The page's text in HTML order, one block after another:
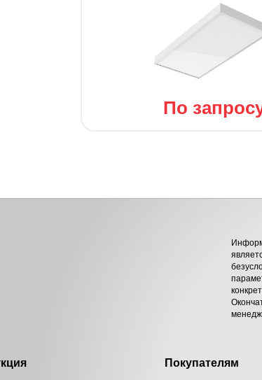
По
Покупателям